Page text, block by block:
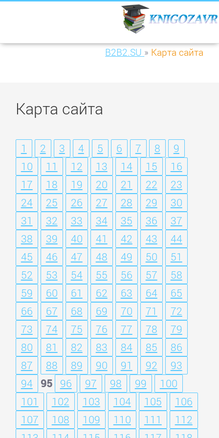
B2B2.SU » Карта сайта
Карта сайта
1 2 3 4 5 6 7 8
9
10
11 12 13 14 15
16
17
18 19 20 21 22
23
24
25 26 27 28 29
30
31
32 33 34 35 36
37
38
39 40 41 42 43
44
45
46 47 48 49 50
51
52
53 54 55 56 57
58
59
60 61 62 63 64
65
66
67 68 69 70 71
72
73
74 75 76 77 78
79
80
81 82 83 84 85
86
87
88 89 90 91 92
93
94
95 96 97 98 99
100
101
102 103 104 105
106
107
108 109 110 111
112